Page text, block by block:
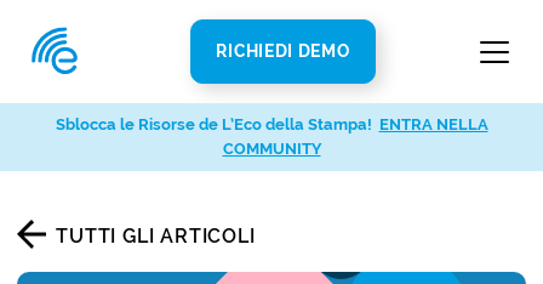
RICHIEDI DEMO
TUTTI GLI ARTICOLI
Sblocca le Risorse de L’Eco della Stampa! ENTRA NELLA
COMMUNITY